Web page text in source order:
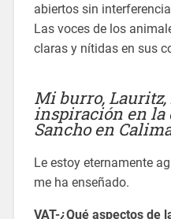
abiertos sin
Las voces de los
claras y nítidas en sus
Mi burro,
inspiración en la
Sancho en
Le estoy eternamente
me ha enseñado.
VAT-¿Qué aspectos de